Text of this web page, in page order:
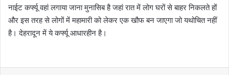
नाईट कर्फ्यू वहां लगाया जाना मुनासिब है जहां रात में लोग घरों से बाहर निकलते हों
और इस तरह से लोगों में महामारी को लेकर एक खौफ बन जाएगा जो यथोचित नहीं
है। देहरादून में ये कर्फ्यू आधारहीन है।